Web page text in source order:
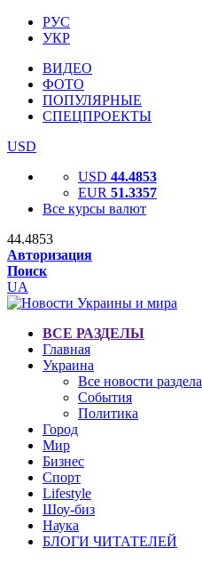
РУС
УКР
ВИДЕО
ФОТО
ПОПУЛЯРНЫЕ
СПЕЦПРОЕКТЫ
USD
USD 44.4853
EUR 51.3357
Все курсы валют
44.4853
Авторизация
Поиск
UA
ВСЕ РАЗДЕЛЫ
Главная
Украина
Все новости раздела
События
Политика
Город
Мир
Бизнес
Спорт
Lifestyle
Шоу-биз
Наука
БЛОГИ ЧИТАТЕЛЕЙ